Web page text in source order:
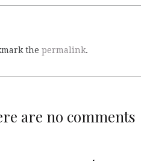
the permalink.
are no comments